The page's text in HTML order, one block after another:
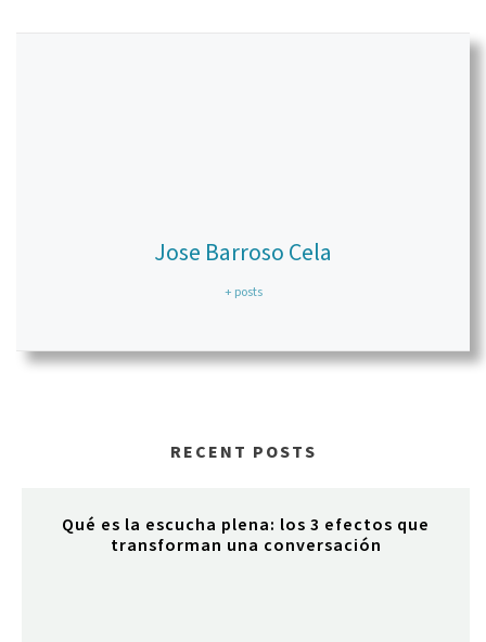
Jose Barroso Cela
+ posts
RECENT POSTS
Qué es la escucha plena: los 3 efectos que
transforman una conversación